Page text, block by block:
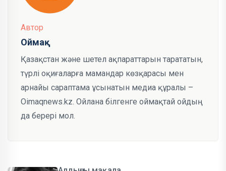
Автор
Оймақ
Қазақстан және шетел ақпараттарын тарататын,
түрлі оқиғаларға мамандар көзқарасы мен
арнайы сараптама ұсынатын медиа құралы –
Oimaqnews.kz. Ойлана білгенге оймақтай ойдың
да берері мол.